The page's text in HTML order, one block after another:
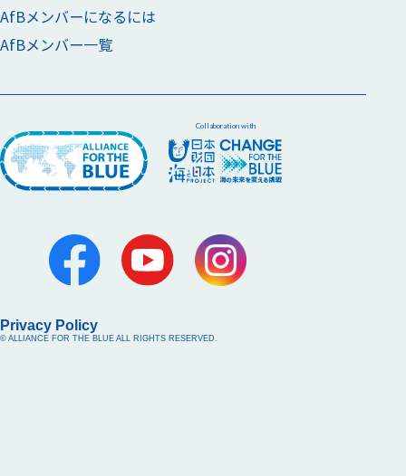
AfBメンバーになるには
AfBメンバー一覧
Collaboration with
© ALLIANCE FOR THE BLUE ALL RIGHTS RESERVED.
Privacy Policy